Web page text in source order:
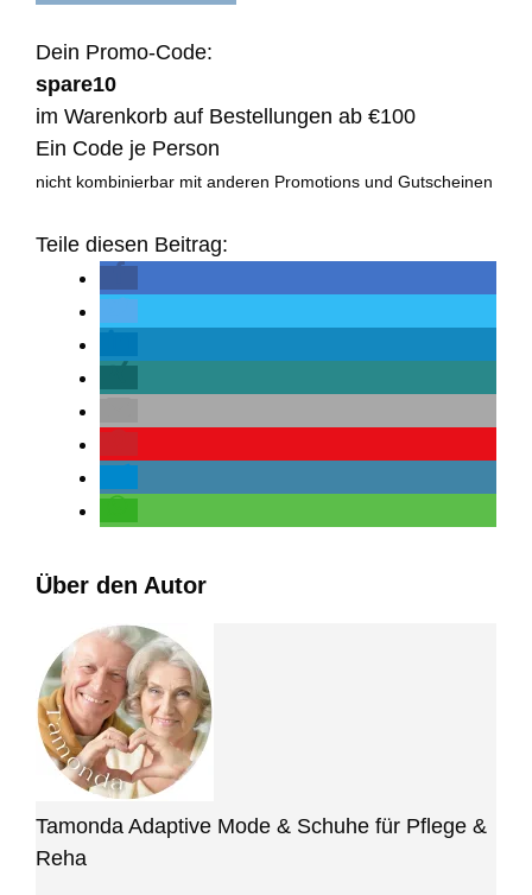
Dein Promo-Code:
spare10
im Warenkorb auf Bestellungen ab €100
Ein Code je Person
nicht kombinierbar mit anderen Promotions und Gutscheinen
Teile diesen Beitrag:
Über den Autor
Tamonda Adaptive Mode & Schuhe für Pflege &
Reha